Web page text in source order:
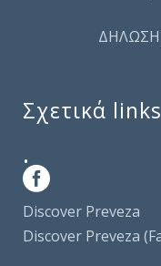
Σχετικά links
.
Discover Preveza
Discover Preveza